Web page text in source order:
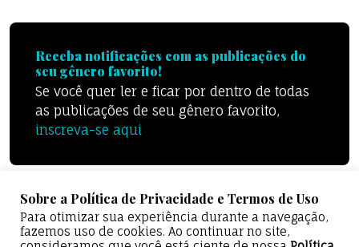
Receba notificações com as publicações do
seu gênero favorito!
Se você quer ler e ficar por dentro de todas
as publicações de seu gênero favorito,
inscreva-se aqui
Sobre a Política de Privacidade e Termos de Uso
Para otimizar sua experiência durante a navegação,
fazemos uso de cookies. Ao continuar no site,